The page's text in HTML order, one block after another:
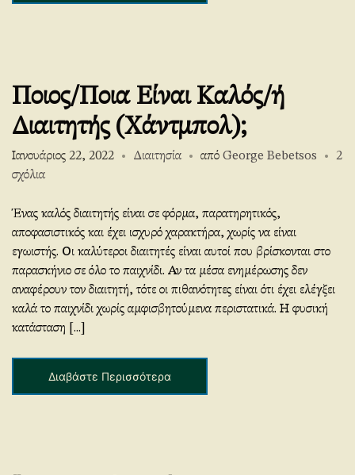
Ποιος/Ποια Είναι Καλός/ή
Διαιτητής (Χάντμπολ);
Ιανουάριος 22, 2022 Διαιτησία από George Bebetsos
2
σχόλιαστο
is
A
Good
(Handball)
Referee
?
Ένας καλός διαιτητής είναι σε φόρμα, παρατηρητικός,
αποφασιστικός και έχει ισχυρό χαρακτήρα, χωρίς να είναι
εγωιστής. Οι καλύτεροι διαιτητές είναι αυτοί που βρίσκονται στο
παρασκήνιο σε όλο το παιχνίδι. Αν τα μέσα ενημέρωσης δεν
αναφέρουν τον διαιτητή, τότε οι πιθανότητες είναι ότι έχει ελέγξει
καλά το παιχνίδι χωρίς αμφισβητούμενα περιστατικά. Η φυσική
κατάσταση [...]
Διαβάστε Περισσότερα